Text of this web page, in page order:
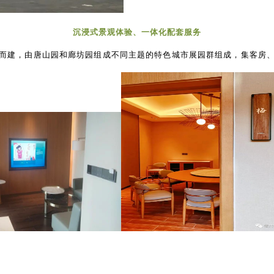
沉浸式景观体验、一体化配套服务
，由唐山园和廊坊园组成不同主题的特色城市展园群组成，集客